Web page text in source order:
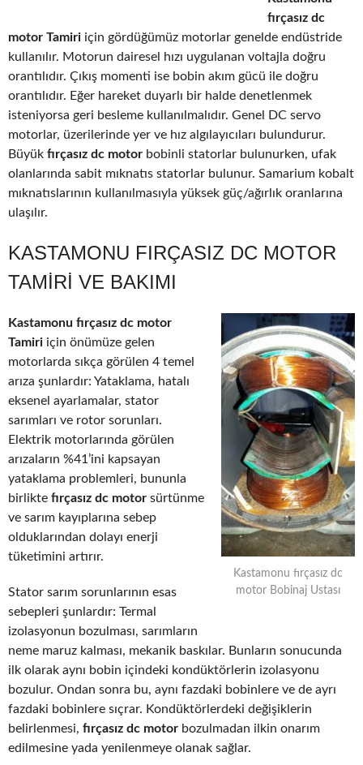
fırçasız dc
motor Tamiri için gördüğümüz motorlar genelde endüstride
kullanılır. Motorun dairesel hızı uygulanan voltajla doğru
orantılıdır. Çıkış momenti ise bobin akım gücü ile doğru
orantılıdır. Eğer hareket duyarlı bir halde denetlenmek
isteniyorsa geri besleme kullanılmalıdır. Genel DC servo
motorlar, üzerilerinde yer ve hız algılayıcıları bulundurur.
Büyük fırçasız dc motor bobinli statorlar bulunurken, ufak
olanlarında sabit mıknatıs statorlar bulunur. Samarium kobalt
mıknatıslarının kullanılmasıyla yüksek güç/ağırlık oranlarına
ulaşılır.
KASTAMONU FIRÇASIZ DC MOTOR
TAMIRI VE BAKIMI
Kastamonu fırçasız dc
motor Bobinaj Ustası
Kastamonu fırçasız dc motor
Tamiri için önümüze gelen
motorlarda sıkça görülen 4 temel
arıza şunlardır: Yataklama, hatalı
eksenel ayarlamalar, stator
sarımları ve rotor sorunları.
Elektrik motorlarında görülen
arızaların %41’ini kapsayan
yataklama problemleri, bununla
birlikte fırçasız dc motor sürtünme
ve sarım kayıplarına sebep
olduklarından dolayı enerji
tüketimini artırır.
Stator sarım sorunlarının esas
sebepleri şunlardır: Termal
izolasyonun bozulması, sarımların
neme maruz kalması, mekanik baskılar. Bunların sonucunda
ilk olarak aynı bobin içindeki kondüktörlerin izolasyonu
bozulur. Ondan sonra bu, aynı fazdaki bobinlere ve de ayrı
fazdaki bobinlere sıçrar. Kondüktörlerdeki değişiklerin
belirlenmesi, fırçasız dc motor bozulmadan ilkin onarım
edilmesine yada yenilenmeye olanak sağlar.